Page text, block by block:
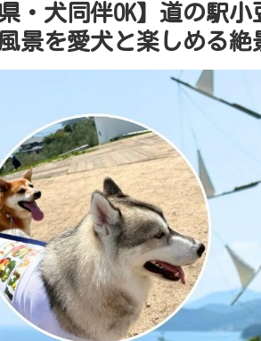
県・犬同伴OK】道の駅
景を愛犬と楽しめる絶